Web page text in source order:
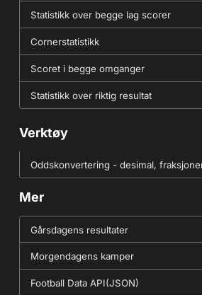
Statistikk over begge lag scorer
Cornerstatistikk
Scoret i begge omganger
Statistikk over riktig resultat
Verktøy
Oddskonvertering - desimal,
Mer
Gårsdagens resultater
Morgendagens kamper
Football Data API(JSON)